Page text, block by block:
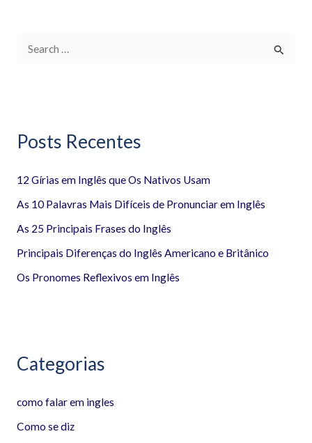
u
s
a
r
p
Posts Recentes
12 Gírias em Inglês que Os Nativos Usam
As 10 Palavras Mais Difíceis de Pronunciar em Inglês
As 25 Principais Frases do Inglês
Principais Diferenças do Inglês Americano e Britânico
Os Pronomes Reflexivos em Inglês
Categorias
como falar em ingles
Como se diz